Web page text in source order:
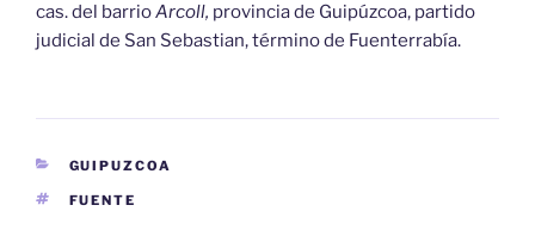
cas. del barrioArcoll, provincia de Guipúzcoa, partido
judicial de San Sebastian, término de Fuenterrabía.
CATEGORÍAS
GUIPUZCOA
ETIQUETAS
FUENTE